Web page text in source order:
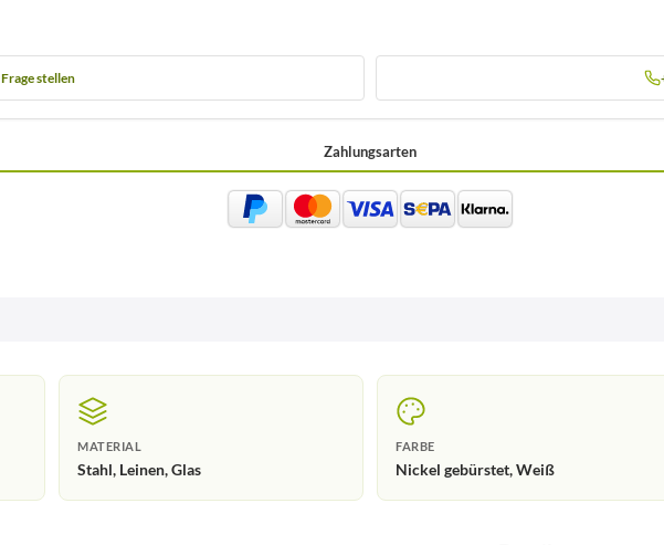
Frage stellen
Zahlungsarten
MATERIAL
Stahl, Leinen, Glas
FARBE
Nickel gebürstet, Weiß